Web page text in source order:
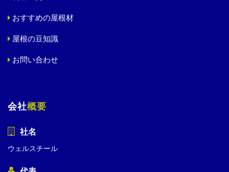
おすすめの屋根材
屋根の豆知識
お問い合わせ
会社概要
社名
ウェルスチール